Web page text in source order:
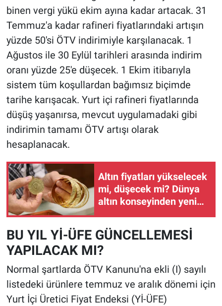
binen vergi yükü ekim ayına kadar artacak. 31
Temmuz'a kadar rafineri fiyatlarındaki artışın
yüzde 50'si ÖTV indirimiyle karşılanacak. 1
Ağustos ile 30 Eylül tarihleri arasında indirim
oranı yüzde 25'e düşecek. 1 Ekim itibarıyla
sistem tüm koşullardan bağımsız biçimde
tarihe karışacak. Yurt içi rafineri fiyatlarında
düşüş yaşanırsa, mevcut uygulamadaki gibi
indirimin tamamı ÖTV artışı olarak
hesaplanacak.
Altın fiyatları yükselecek
mi, düşecek mi? Dünya
altın konseyinden yeni
BU YIL Yİ-ÜFE GÜNCELLEMESİ
YAPILACAK MI?
Normal şartlarda ÖTV Kanunu'na ekli (I) sayılı
listedeki ürünlere temmuz ve aralık dönemi için
Yurt İçi Üretici Fiyat Endeksi (Yİ-ÜFE)